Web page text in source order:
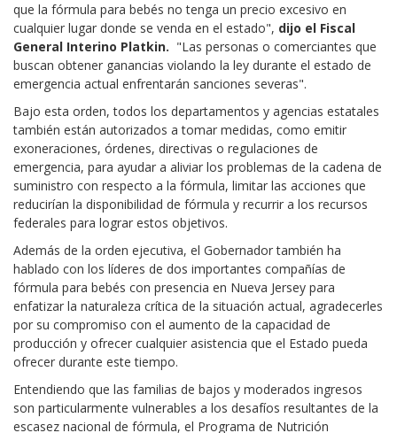
que la fórmula para bebés no tenga un precio excesivo en
cualquier lugar donde se venda en el estado", dijo el Fiscal
General Interino Platkin. "Las personas o comerciantes que
buscan obtener ganancias violando la ley durante el estado de
emergencia actual enfrentarán sanciones severas".
Bajo esta orden, todos los departamentos y agencias estatales
también están autorizados a tomar medidas, como emitir
exoneraciones, órdenes, directivas o regulaciones de
emergencia, para ayudar a aliviar los problemas de la cadena de
suministro con respecto a la fórmula, limitar las acciones que
reducirían la disponibilidad de fórmula y recurrir a los recursos
federales para lograr estos objetivos.
Además de la orden ejecutiva, el Gobernador también ha
hablado con los líderes de dos importantes compañías de
fórmula para bebés con presencia en Nueva Jersey para
enfatizar la naturaleza crítica de la situación actual, agradecerles
por su compromiso con el aumento de la capacidad de
producción y ofrecer cualquier asistencia que el Estado pueda
ofrecer durante este tiempo.
Entendiendo que las familias de bajos y moderados ingresos
son particularmente vulnerables a los desafíos resultantes de la
escasez nacional de fórmula, el Programa de Nutrición